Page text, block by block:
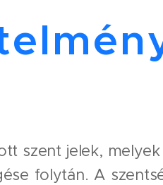
szent jelek,
folytán. A